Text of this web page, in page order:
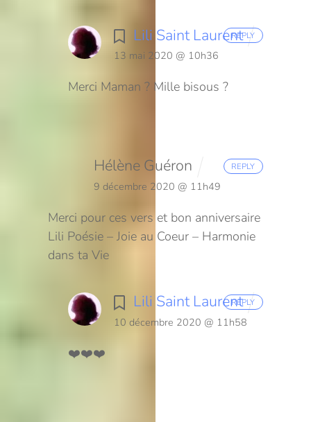
Lili Saint Laurent
13 mai 2020 @ 10h36
Merci Maman ? Mille bisous ?
REPLY
Hélène Guéron
9 décembre 2020 @ 11h49
Merci pour ces vers et bon anniversaire
Lili Poésie – Joie au Coeur – Harmonie
dans ta Vie
REPLY
Lili Saint Laurent
10 décembre 2020 @ 11h58
❤️❤️❤️
REPLY